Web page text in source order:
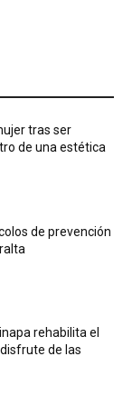
tras ser
de una estética
de prevención
rehabilita el
de las